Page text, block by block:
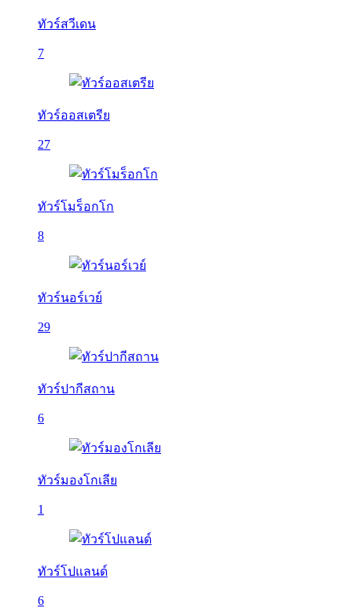
ทัวร์สวีเดน
7
ทัวร์ออสเตรีย
27
ทัวร์โมร็อกโก
8
ทัวร์นอร์เวย์
29
ทัวร์ปากีสถาน
6
ทัวร์มองโกเลีย
1
ทัวร์โปแลนด์
6